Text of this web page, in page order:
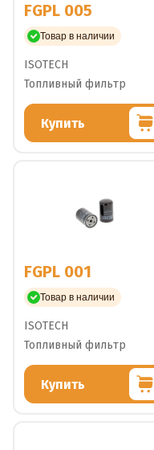
FGPL 005
Товар в наличии
ISOTECH
Топливный фильтр
Купить
FGPL 001
Товар в наличии
ISOTECH
Топливный фильтр
Купить